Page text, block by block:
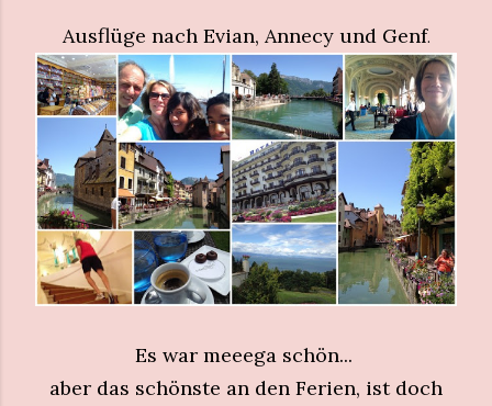
Ausflüge nach Evian, Annecy und Genf.
Es war meeega schön...
aber das schönste an den Ferien, ist doch